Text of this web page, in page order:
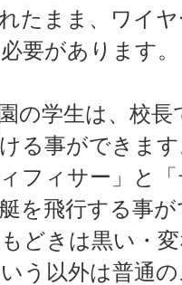
たまま、ワイ
要があります。
の学生は、校長
る事ができま
ィフィサー」と
を飛行する事
どきは黒い・
う以外は普通